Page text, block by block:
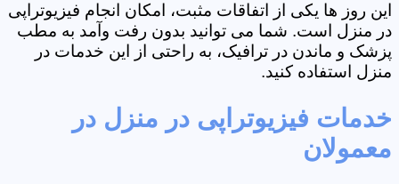
این روز ها یکی از اتفاقات مثبت، امکان انجام فیزیوتراپی
در منزل است. شما می توانید بدون رفت وآمد به مطب
پزشک و ماندن در ترافیک، به راحتی از این خدمات در
منزل استفاده کنید.
خدمات فیزیوتراپی در منزل در
معمولان